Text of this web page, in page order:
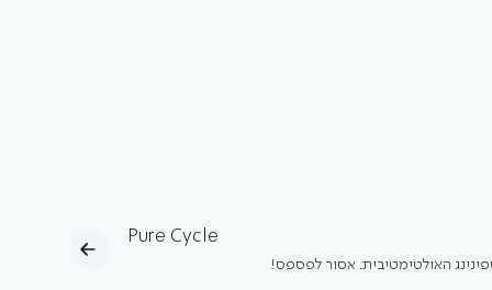
Pure Cycle
האולטימטיבית. אסור לפספס!